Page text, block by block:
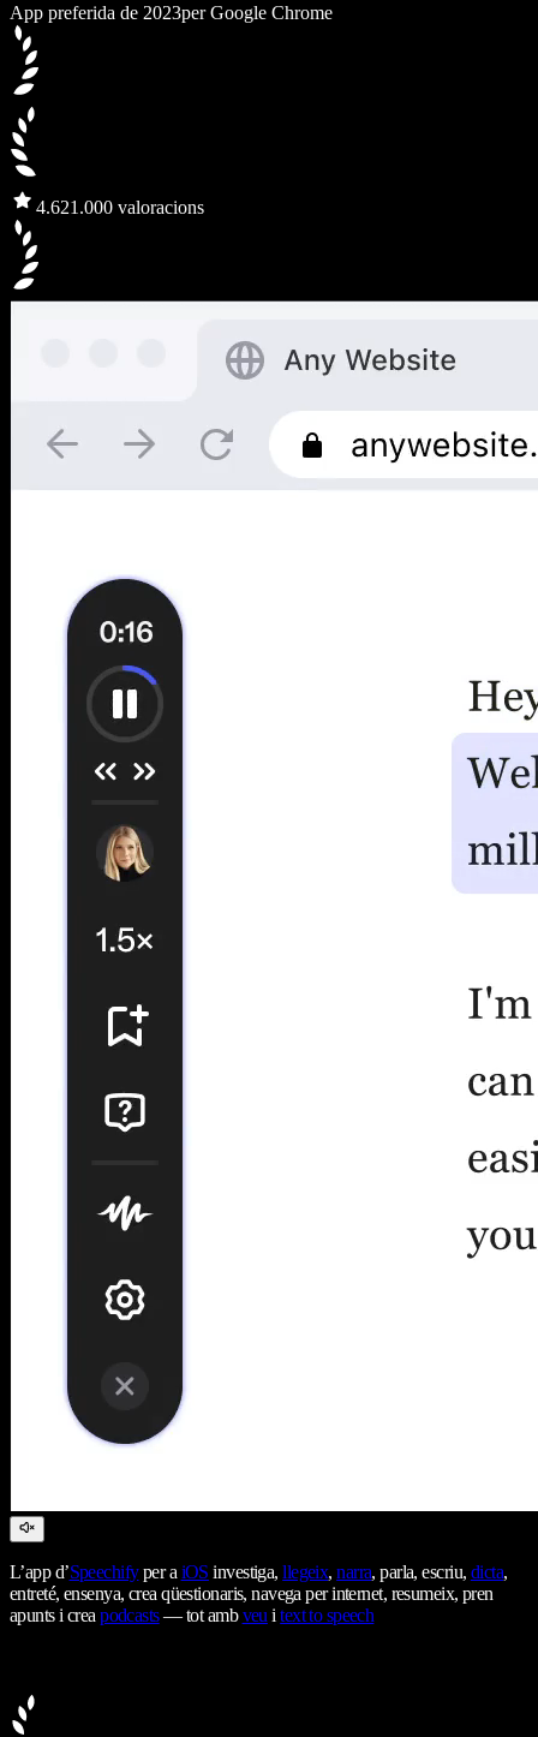
App preferida de 2023per Google Chrome
4.621.000 valoracions
L’app d’Speechifyper aiOS investiga,llegeix,narra, parla, escriu, dicta,
entreté, ensenya, crea qüestionaris, navega per internet, resumeix, pren
apunts i creapodcasts— tot ambveuitext to speech